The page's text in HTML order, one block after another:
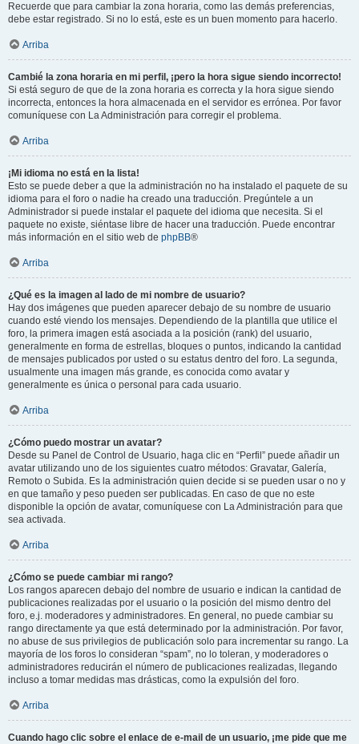
Recuerde que para cambiar la zona horaria, como las demás preferencias,
debe estar registrado. Si no lo está, este es un buen momento para hacerlo.
Arriba
Cambié la zona horaria en mi perfil, ¡pero la hora sigue siendo incorrecto!
Si está seguro de que de la zona horaria es correcta y la hora sigue siendo
incorrecta, entonces la hora almacenada en el servidor es errónea. Por favor
comuníquese con La Administración para corregir el problema.
Arriba
¡Mi idioma no está en la lista!
Esto se puede deber a que la administración no ha instalado el paquete de su
idioma para el foro o nadie ha creado una traducción. Pregúntele a un
Administrador si puede instalar el paquete del idioma que necesita. Si el
paquete no existe, siéntase libre de hacer una traducción. Puede encontrar
más información en el sitio web de phpBB®
Arriba
¿Qué es la imagen al lado de mi nombre de usuario?
Hay dos imágenes que pueden aparecer debajo de su nombre de usuario
cuando esté viendo los mensajes. Dependiendo de la plantilla que utilice el
foro, la primera imagen está asociada a la posición (rank) del usuario,
generalmente en forma de estrellas, bloques o puntos, indicando la cantidad
de mensajes publicados por usted o su estatus dentro del foro. La segunda,
usualmente una imagen más grande, es conocida como avatar y
generalmente es única o personal para cada usuario.
Arriba
¿Cómo puedo mostrar un avatar?
Desde su Panel de Control de Usuario, haga clic en “Perfil” puede añadir un
avatar utilizando uno de los siguientes cuatro métodos: Gravatar, Galería,
Remoto o Subida. Es la administración quien decide si se pueden usar o no y
en que tamaño y peso pueden ser publicadas. En caso de que no este
disponible la opción de avatar, comuníquese con La Administración para que
sea activada.
Arriba
¿Cómo se puede cambiar mi rango?
Los rangos aparecen debajo del nombre de usuario e indican la cantidad de
publicaciones realizadas por el usuario o la posición del mismo dentro del
foro, e.j. moderadores y administradores. En general, no puede cambiar su
rango directamente ya que está determinado por la administración. Por favor,
no abuse de sus privilegios de publicación solo para incrementar su rango. La
mayoría de los foros lo consideran “spam”, no lo toleran, y moderadores o
administradores reducirán el número de publicaciones realizadas, llegando
incluso a tomar medidas mas drásticas, como la expulsión del foro.
Arriba
Cuando hago clic sobre el enlace de e-mail de un usuario, ¡me pide que me